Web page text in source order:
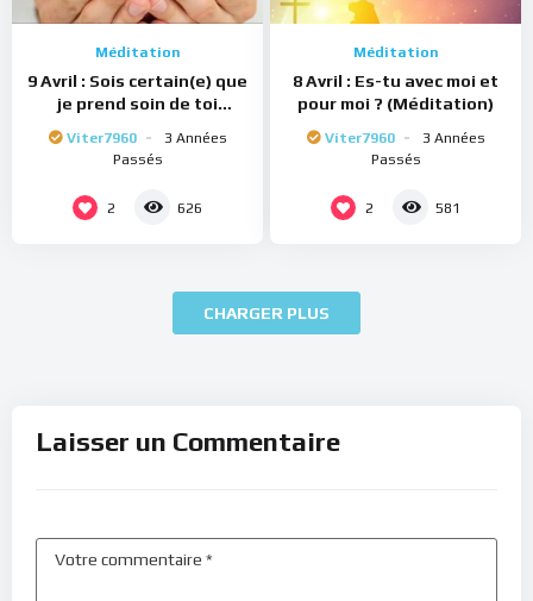
Méditation
9 Avril : Sois certain(e) que
je prend soin de toi
Viter7960
3 Années
Passés
2 626
Méditation
8 Avril : Es-tu avec moi et
pour moi ? (Méditation)
Viter7960
3 Années
Passés
2 581
CHARGER PLUS
Laisser un Commentaire